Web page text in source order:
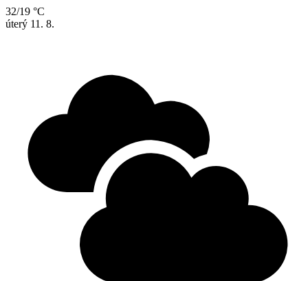
32/19 °C
úterý 11. 8.